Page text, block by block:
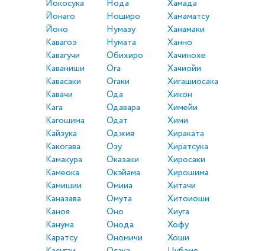
Йокосука
Йонаго
Йоно
Кавагоэ
Кавагучи
Каваниши
Кавасаки
Кавачи
Кага
Кагошима
Кайзука
Какогава
Камакура
Камеока
Камишии
Каназава
Каноя
Канума
Каратсу
Нода
Ноширо
Нумазу
Нумата
Обихиро
Ога
Огаки
Ода
Одавара
Одат
Оджия
Озу
Оказаки
Окэйама
Омииа
Омута
Оно
Онода
Ономичи
Хамада
Хамаматсу
Ханамаки
Ханно
Хачинохе
Хачиойи
Хигашиосака
Хикон
Химейи
Хими
Хираката
Хиратсука
Хиросаки
Хирошима
Хитачи
Хитоиоши
Хиуга
Хофу
Хоши